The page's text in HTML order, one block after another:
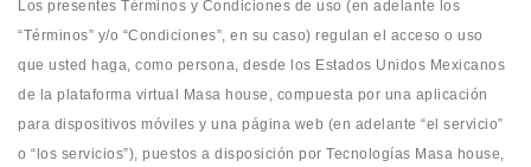
Los presentes Términos y Condiciones de uso (en adelante los
“Términos” y/o “Condiciones”, en su caso) regulan el acceso o uso
que usted haga, como persona, desde los Estados Unidos Mexicanos
de la plataforma virtual Masa house, compuesta por una aplicación
para dispositivos móviles y una página web (en adelante “el servicio”
o “los servicios”), puestos a disposición por Tecnologías Masa house,